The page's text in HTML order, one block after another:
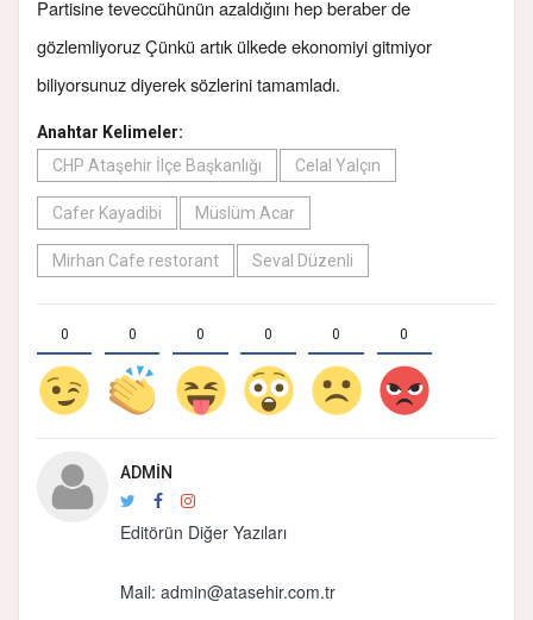
Partisine teveccühünün azaldığını hep beraber de
gözlemliyoruz Çünkü artık ülkede ekonomiyi gitmiyor
biliyorsunuz diyerek sözlerini tamamladı.
Anahtar Kelimeler:
CHP Ataşehir İlçe Başkanlığı
Celal Yalçın
Cafer Kayadibi Müslüm Acar
Mirhan Cafe restorant Seval Düzenli
0 0 0 0 0 0
ADMIN
Editörün Diğer Yazıları
Mail: admin@atasehir.com.tr